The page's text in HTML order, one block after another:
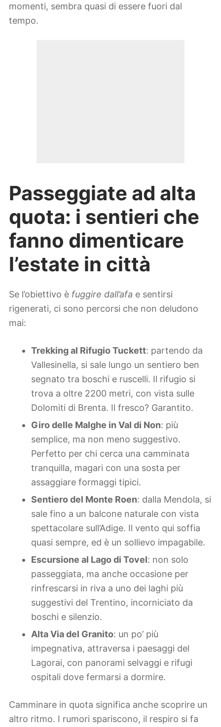
momenti, sembra quasi di essere fuori dal
tempo.
Passeggiate ad alta
quota: i sentieri che
fanno dimenticare
l’estate in città
Se l’obiettivo è fuggire dall’afa e sentirsi
rigenerati, ci sono percorsi che non deludono
mai:
Trekking al Rifugio Tuckett: partendo da
Vallesinella, si sale lungo un sentiero ben
segnato tra boschi e ruscelli. Il rifugio si
trova a oltre 2200 metri, con vista sulle
Dolomiti di Brenta. Il fresco? Garantito.
Giro delle Malghe in Val di Non: più
semplice, ma non meno suggestivo.
Perfetto per chi cerca una camminata
tranquilla, magari con una sosta per
assaggiare formaggi tipici.
Sentiero del Monte Roen: dalla Mendola, si
sale fino a un balcone naturale con vista
spettacolare sull’Adige. Il vento qui soffia
quasi sempre, ed è un sollievo impagabile.
Escursione al Lago di Tovel: non solo
passeggiata, ma anche occasione per
rinfrescarsi in riva a uno dei laghi più
suggestivi del Trentino, incorniciato da
boschi e silenzio.
Alta Via del Granito: un po’ più
impegnativa, attraversa i paesaggi del
Lagorai, con panorami selvaggi e rifugi
ospitali dove fermarsi a dormire.
Camminare in quota significa anche scoprire un
altro ritmo. I rumori spariscono, il respiro si fa